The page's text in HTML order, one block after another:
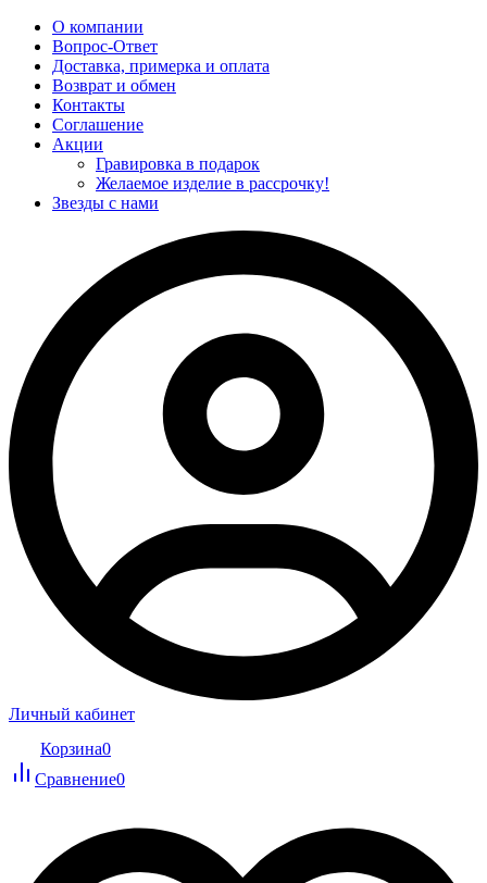
О компании
Вопрос-Ответ
Доставка, примерка и оплата
Возврат и обмен
Контакты
Соглашение
Акции
Гравировка в подарок
Желаемое изделие в рассрочку!
Звезды с нами
Личный кабинет
Корзина0
Сравнение0